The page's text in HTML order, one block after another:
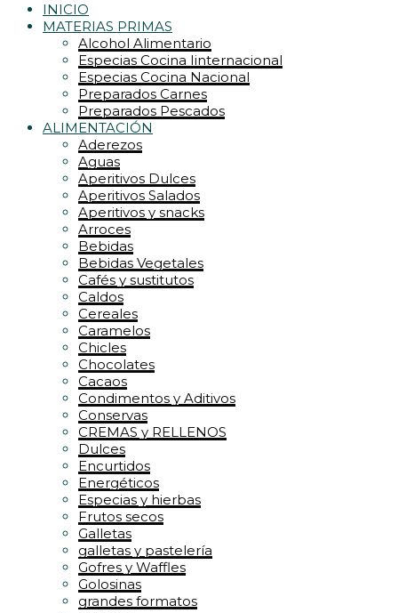
INICIO
MATERIAS PRIMAS
Alcohol Alimentario
Especias Cocina Iinternacional
Especias Cocina Nacional
Preparados Carnes
Preparados Pescados
ALIMENTACIÓN
Aderezos
Aguas
Aperitivos Dulces
Aperitivos Salados
Aperitivos y snacks
Arroces
Bebidas
Bebidas Vegetales
Cafés y sustitutos
Caldos
Cereales
Caramelos
Chicles
Chocolates
Cacaos
Condimentos y Aditivos
Conservas
CREMAS y RELLENOS
Dulces
Encurtidos
Energéticos
Especias y hierbas
Frutos secos
Galletas
galletas y pastelería
Gofres y Waffles
Golosinas
grandes formatos